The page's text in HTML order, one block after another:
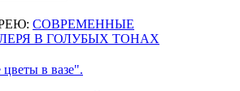
СОВРЕМЕННЫЕ
В ГОЛУБЫХ ТОНАХ